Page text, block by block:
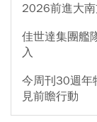
2026前進大
佳世達集團艦
入
今周刊30週年
見前瞻行動